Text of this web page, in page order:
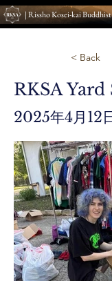
| Rissho Kosei-kai
< Back
RKSA Yard
2025年4月12